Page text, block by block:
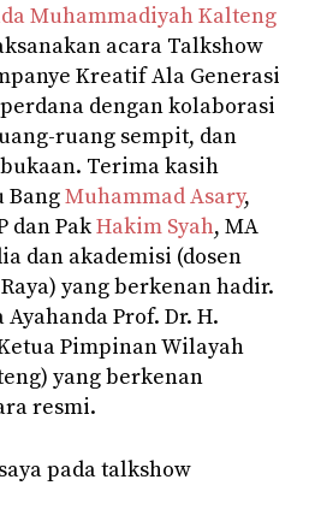
Muhammadiyah Kalteng
acara Talkshow
Kreatif Ala Generasi
dengan kolaborasi
ruang sempit, dan
Terima kasih
BangMuhammad Asary,
dan PakHakim Syah, MA
dan akademisi (dosen
yang berkenan hadir.
Prof. Dr. H.
Pimpinan Wilayah
yang berkenan
resmi.
pada talkshow